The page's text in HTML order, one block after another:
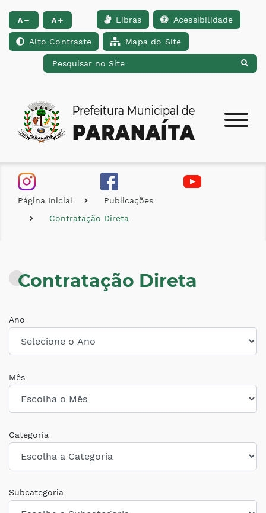
Ir para o conteúdo [alt+1] Ir para o menu [alt+2] Ir para a busca
A A Libras Acessibilidade
Alto Contraste Mapa do Site
Página Inicial
Publicações
Contratação Direta
Contratação Direta
Ano
Mês
Categoria
Subcategoria